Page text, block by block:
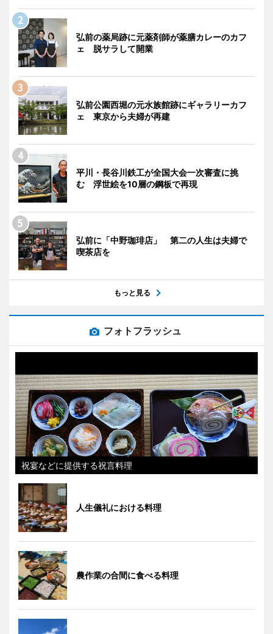
弘前の薬局跡に元薬剤師が薬膳カレーのカフ
ェ 脱サラして開業
弘前公園西堀の元水族館跡にギャラリーカフ
ェ 東京から夫婦が再建
平川・長谷川鉄工が全国大会一次審査に挑
む 浮世絵を10層の鋼板で再現
弘前に「中野珈琲店」 第二の人生は夫婦で
喫茶店を
もっと見る
フォトフラッシュ
祝宴などに提供する祝言料理
人生儀礼における料理
農作業の合間に食べる料理